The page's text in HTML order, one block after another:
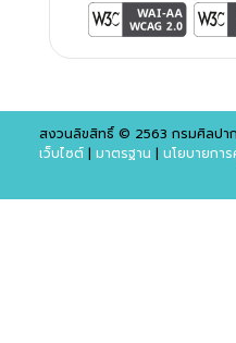
สงวนลิขสิทธิ์ © 2563 กรมศิลปา
เว็บไซต์| มาตรฐาน | นโยบายกา